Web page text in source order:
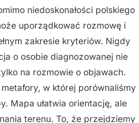
niedoskonałości polskiego
uporządkować rozmowę i
zakresie kryteriów. Nigdy
o osobie diagnozowanej nie
na rozmowie o objawach.
w której porównaliśmy
Mapa ułatwia orientację, ale
terenu. To, że przejdziemy